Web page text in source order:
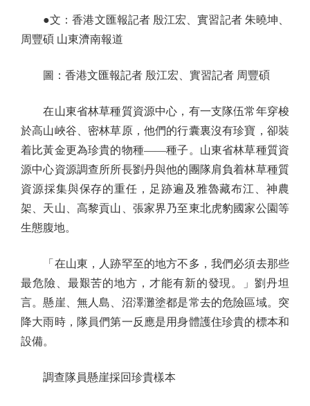
●文：香港文匯報記者 殷江宏、實習記者 朱曉坤、
周豐碩 山東濟南報道
圖：香港文匯報記者 殷江宏、實習記者 周豐碩
在山東省林草種質資源中心，有一支隊伍常年穿梭
於高山峽谷、密林草原，他們的行囊裏沒有珍寶，卻裝
着比黃金更為珍貴的物種——種子。山東省林草種質資
源中心資源調查所所長劉丹與他的團隊肩負着林草種質
資源採集與保存的重任，足跡遍及雅魯藏布江、神農
架、天山、高黎貢山、張家界乃至東北虎豹國家公園等
生態腹地。
「在山東，人跡罕至的地方不多，我們必須去那些
最危險、最艱苦的地方，才能有新的發現。」劉丹坦
言。懸崖、無人島、沼澤灘塗都是常去的危險區域。突
降大雨時，隊員們第一反應是用身體護住珍貴的標本和
設備。
調查隊員懸崖採回珍貴樣本